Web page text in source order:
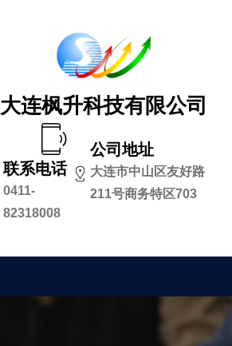
大连枫升科技有限公司
联系电话
0411-
82318008
公司地址
大连市中山区友好路
211号商务特区703